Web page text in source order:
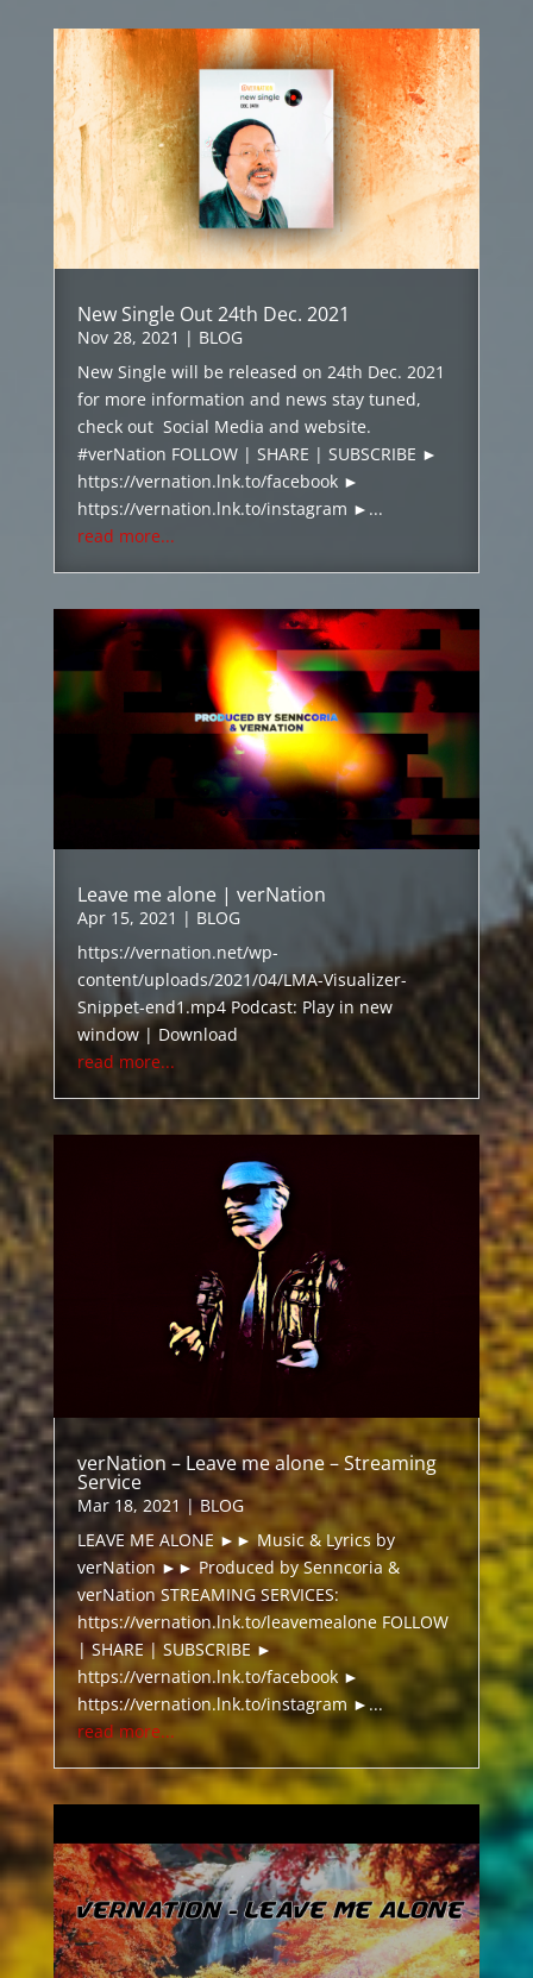
New Single Out 24th Dec. 2021
Nov 28, 2021 | BLOG
New Single will be released on 24th Dec. 2021
for more information and news stay tuned,
check out Social Media and website.
#verNation FOLLOW | SHARE | SUBSCRIBE ►
https://vernation.lnk.to/facebook ►
https://vernation.lnk.to/instagram ►...
read more...
Leave me alone | verNation
Apr 15, 2021 | BLOG
https://vernation.net/wp-
content/uploads/2021/04/LMA-Visualizer-
Snippet-end1.mp4 Podcast: Play in new
window | Download
read more...
verNation – Leave me alone – Streaming
Service
Mar 18, 2021 |BLOG
LEAVE ME ALONE ►► Music & Lyrics by
verNation ►► Produced by Senncoria &
verNation STREAMING SERVICES:
https://vernation.lnk.to/leavemealone FOLLOW
| SHARE | SUBSCRIBE ►
https://vernation.lnk.to/facebook ►
https://vernation.lnk.to/instagram ►...
read more...